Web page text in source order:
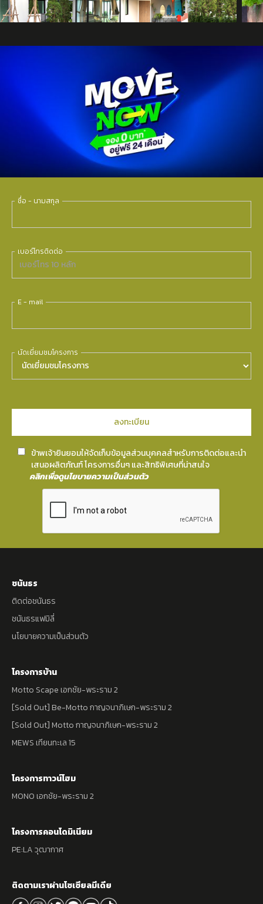
ชื่อ - นามสกุล
เบอร์โทรติดต่อ
E - mail
นัดเยี่ยมชมโครงการ
ข้าพเจ้ายินยอมให้จัดเก็บข้อมูลส่วนบุคคลสำหรับการติดต่อและนำ
เสนอผลิตภัณฑ์ โครงการอื่นๆ และสิทธิพิเศษที่น่าสนใจ
คลิกเพื่อดูนโยบายความเป็นส่วนตัว
ชนันธร
ติดต่อชนันธร
ชนันธรแฟมิลี่
นโยบายความเป็นส่วนตัว
โครงการบ้าน
Motto Scape เอกชัย-พระราม 2
[Sold Out] Be-Motto กาญจนาภิเษก-พระราม 2
[Sold Out] Motto กาญจนาภิเษก-พระราม 2
MEWS เทียนทะเล 15
โครงการทาวน์โฮม
MONO เอกชัย-พระราม 2
โครงการคอนโดมิเนียม
PE:LA วุฒากาศ
ติดตามเราผ่านโซเซียลมีเดีย